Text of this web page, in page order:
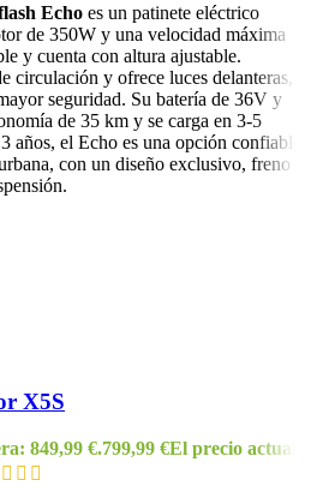
Echo es un patinete eléctrico
de 350W y una velocidad máxima
y cuenta con altura ajustable.
circulación y ofrece luces delanteras,
seguridad. Su batería de 36V y
de 35 km y se carga en 3-5
años, el Echo es una opción confiable
con un diseño exclusivo, freno
X5S
849,99 €.799,99 €El precio actual